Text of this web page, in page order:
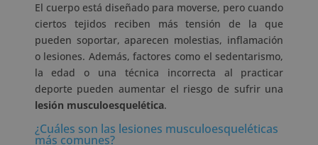
El cuerpo está diseñado para moverse, pero cuando
ciertos tejidos reciben más tensión de la que
pueden soportar, aparecen molestias, inflamación
o lesiones. Además, factores como el sedentarismo,
la edad o una técnica incorrecta al practicar
deporte pueden aumentar el riesgo de sufrir una
lesión musculoesquelética.
¿Cuáles son las lesiones musculoesqueléticas
más comunes?